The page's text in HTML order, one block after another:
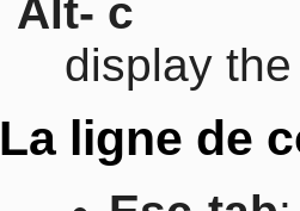
Alt- c
display
La ligne de